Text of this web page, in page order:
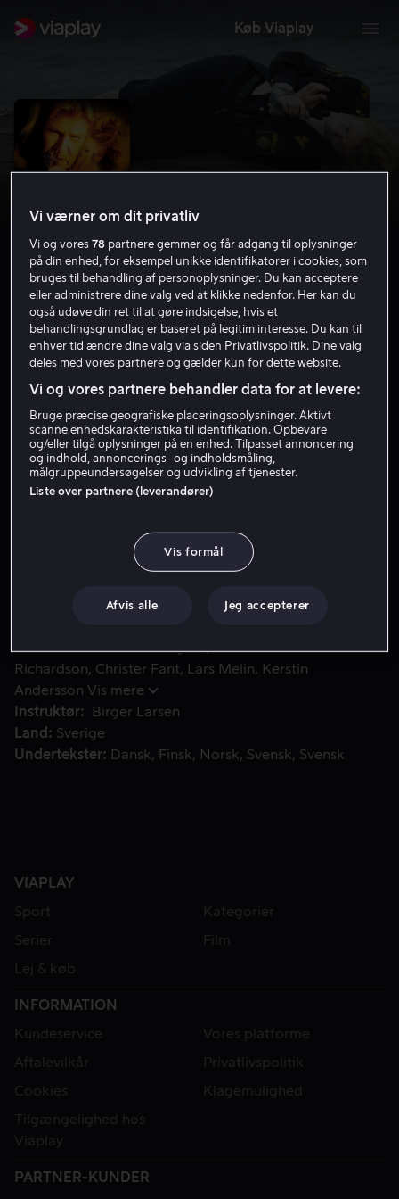
Køb Viaplay
Steget efter
6.0 Thriller 2005 1 t. 37 min
15 år
HD
Lej 49 kr
Køb 109 kr
Tre lig iført tøj fra 1700-tallet bliver fundet uden for
Tre lig iført tøj fra 1700-tallet bliver fundet uden for
Ystad. Wallanders kollega gennem mange år –
Svedberg – er først på stedet. Han fortæller, at ligene
formodentlig er tre unge, som har været savnet i nogle
Medvirkende
Rolf Lassgård Marie
Richardson
Christer Fant Lars Melin
Kerstin
Andersson Vis mere
Instruktør
Birger Larsen
Land
Sverige
Undertekster
Dansk Finsk Norsk Svensk Svensk
VIAPLAY
Sport
Kategorier
Serier
Film
Lej & køb
INFORMATION
Kundeservice
Vores platforme
Aftalevilkår
Privatlivspolitik
Cookies
Klagemulighed
Tilgængelighed hos
Viaplay
PARTNER-KUNDER
Vi værner om dit privatliv
Vi og vores78 partnere gemmer og får adgang til oplysninger
på din enhed, for eksempel unikke identifikatorer i cookies, som
bruges til behandling af personoplysninger. Du kan acceptere
eller administrere dine valg ved at klikke nedenfor. Her kan du
også udøve din ret til at gøre indsigelse, hvis et
behandlingsgrundlag er baseret på legitim interesse. Du kan til
enhver tid ændre dine valg via siden Privatlivspolitik. Dine valg
deles med vores partnere og gælder kun for dette website.
Vi og vores partnere behandler data for at levere:
Bruge præcise geografiske placeringsoplysninger. Aktivt
scanne enhedskarakteristika til identifikation. Opbevare
og/eller tilgå oplysninger på en enhed. Tilpasset annoncering
og indhold, annoncerings- og indholdsmåling,
målgruppeundersøgelser og udvikling af tjenester.
Liste over partnere (leverandører)
Vis formål
Afvis alle Jeg accepterer